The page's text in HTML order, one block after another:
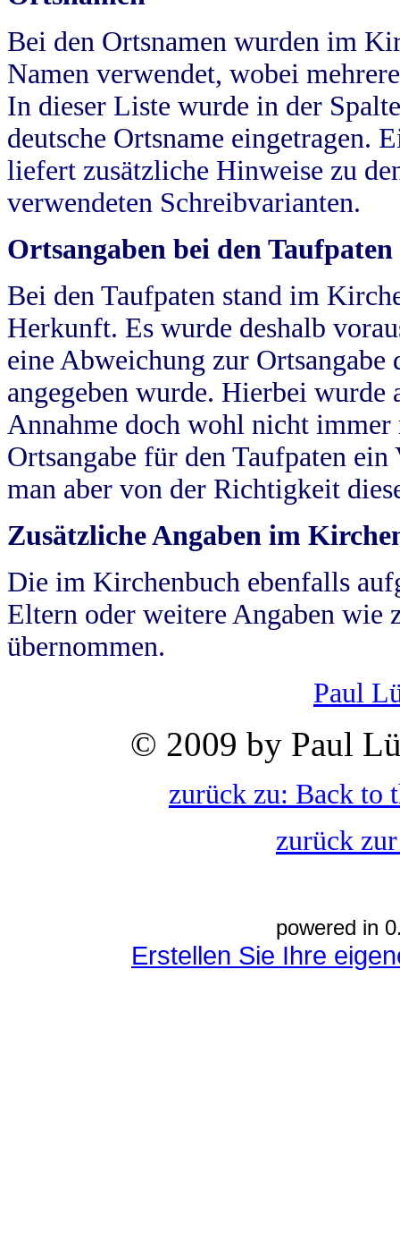
Bei den Ortsnamen wurden im
Namen verwendet, wobei
In dieser Liste wurde in der
deutsche Ortsname eingetragen.
liefert zusätzliche Hinweise zu
verwendeten Schreibvarianten.
Ortsangaben bei den Taufpaten
Bei den Taufpaten stand im
Herkunft. Es wurde deshalb
eine Abweichung zur
angegeben wurde. Hierbei wurde
Annahme doch wohl nicht
Ortsangabe für den Taufpaten
man aber von der Richtigkeit
Zusätzliche Angaben im
Die im Kirchenbuch ebenfalls
Eltern oder weitere Angaben wie
übernommen.
Paul
© 2009 by Paul
zurück zu: Back to
zurück
powered in
Erstellen Sie Ihre